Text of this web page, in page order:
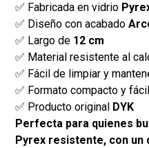
✅ Fabricada en vidrio
✅ Diseño con acabado
✅ Largo de 12 cm
✅ Material resistente al
✅ Fácil de limpiar y
✅ Formato compacto y
✅ Producto original DYK
Perfecta para quienes
Pyrex resistente, con